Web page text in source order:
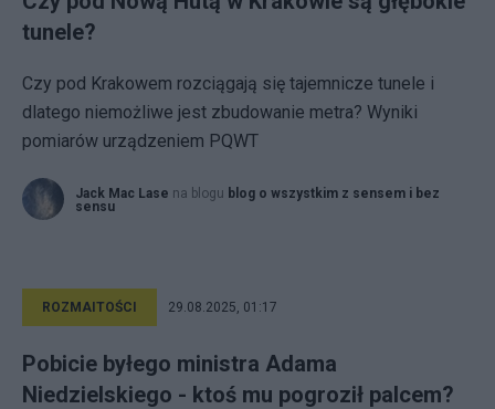
tunele?
Czy pod Krakowem rozciągają się tajemnicze tunele i
dlatego niemożliwe jest zbudowanie metra? Wyniki
pomiarów urządzeniem PQWT
Jack Mac Lase na blogu blog o wszystkim z sensem i bez
sensu
ROZMAITOŚCI 29.08.2025, 01:17
Pobicie byłego ministra Adama
Niedzielskiego - ktoś mu pogroził palcem?